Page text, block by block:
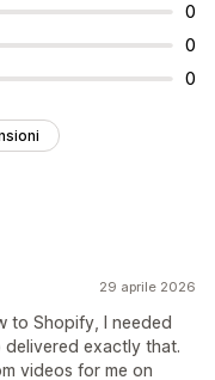
0
0
0
29 aprile 2026
to Shopify, I needed
exactly that.
videos for me on